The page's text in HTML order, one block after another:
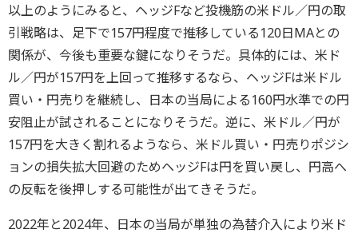
以上のようにみると、ヘッジFなど投機筋の米ドル／円の取
引戦略は、足下で157円程度で推移している120日MAとの
関係が、今後も重要な鍵になりそうだ。具体的には、米ド
ル／円が157円を上回って推移するなら、ヘッジFは米ドル
買い・円売りを継続し、日本の当局による160円水準での円
安阻止が試されることになりそうだ。逆に、米ドル／円が
157円を大きく割れるようなら、米ドル買い・円売りポジシ
ョンの損失拡大回避のためヘッジFは円を買い戻し、円高へ
の反転を後押しする可能性が出てきそうだ。
2022年と2024年、日本の当局が単独の為替介入により米ド